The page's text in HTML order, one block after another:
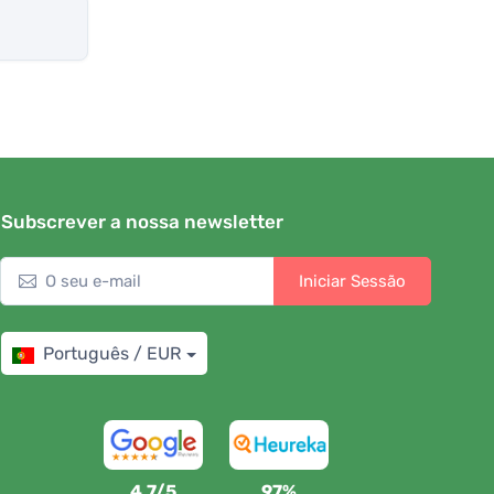
Subscrever a nossa newsletter
Iniciar Sessão
Português / EUR